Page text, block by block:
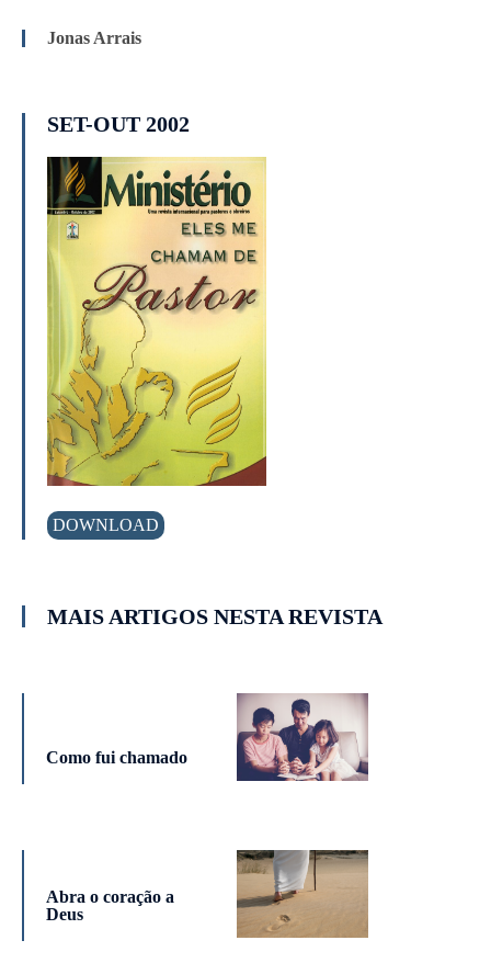
Jonas Arrais
SET-OUT 2002
DOWNLOAD
MAIS ARTIGOS NESTA REVISTA
Como fui chamado
Abra o coração a
Deus